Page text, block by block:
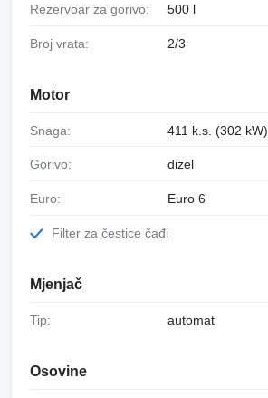
Rezervoar za gorivo: 500 l
Broj vrata: 2/3
Motor
Snaga: 411 k.s. (302 kW)
Gorivo: dizel
Euro: Euro 6
Filter za čestice čađi
Mjenjač
Tip: automat
Osovine